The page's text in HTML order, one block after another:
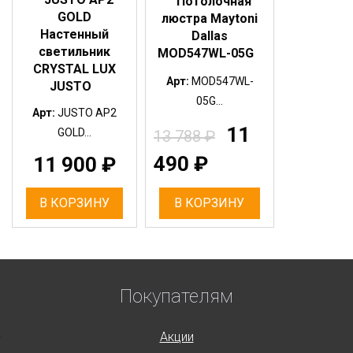
GOLD
Настенный
светильник
CRYSTAL LUX
JUSTO
Арт: JUSTO AP2
GOLD...
11 900 ₽
В КОРЗИНУ
люстра Maytoni
Dallas
MOD547WL-05G
Арт: MOD547WL-
05G...
13 788₽
11
490 ₽
В КОРЗИНУ
Покупателям
Акции